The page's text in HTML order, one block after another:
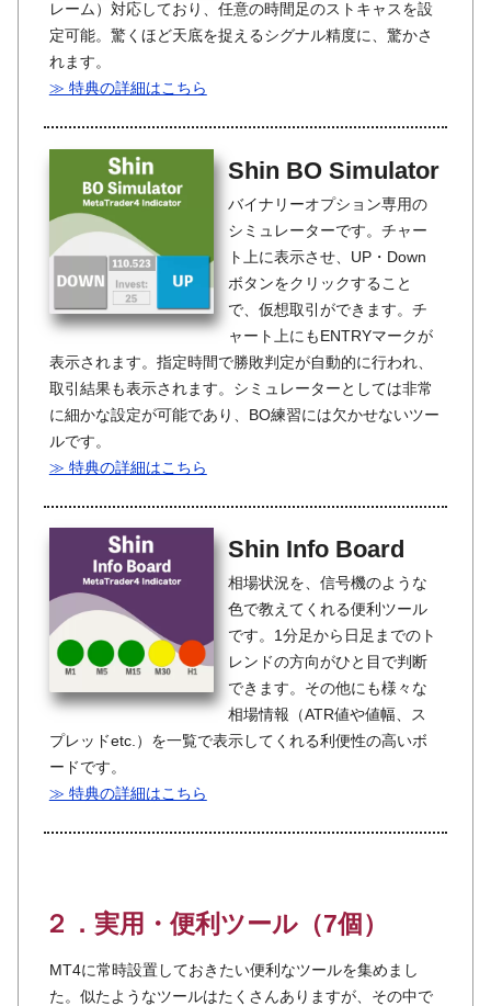
レーム）対応しており、任意の時間足のストキャスを設
定可能。驚くほど天底を捉えるシグナル精度に、驚かさ
れます。
≫ 特典の詳細はこちら
Shin BO Simulator
バイナリーオプション専用の
シミュレーターです。チャー
ト上に表示させ、UP・Down
ボタンをクリックすること
で、仮想取引ができます。チ
ャート上にもENTRYマークが
表示されます。指定時間で勝敗判定が自動的に行われ、
取引結果も表示されます。シミュレーターとしては非常
に細かな設定が可能であり、BO練習には欠かせないツー
ルです。
≫ 特典の詳細はこちら
Shin Info Board
相場状況を、信号機のような
色で教えてくれる便利ツール
です。1分足から日足までのト
レンドの方向がひと目で判断
できます。その他にも様々な
相場情報（ATR値や値幅、ス
プレッドetc.）を一覧で表示してくれる利便性の高いボ
ードです。
≫ 特典の詳細はこちら
２．実用・便利ツール（7個）
MT4に常時設置しておきたい便利なツールを集めまし
た。似たようなツールはたくさんありますが、その中で